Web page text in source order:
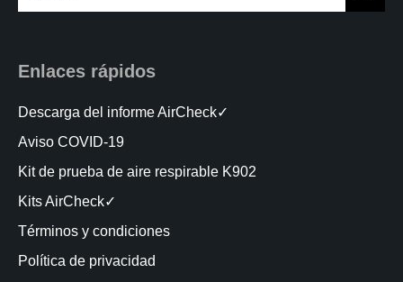
for:
Enlaces rápidos
Descarga del informe AirCheck✓
Aviso COVID-19
Kit de prueba de aire respirable K902
Kits AirCheck✓
Términos y condiciones
Política de privacidad